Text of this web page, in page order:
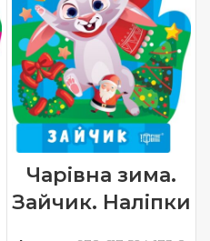
Чарівна зима.
Зайчик. Наліпки